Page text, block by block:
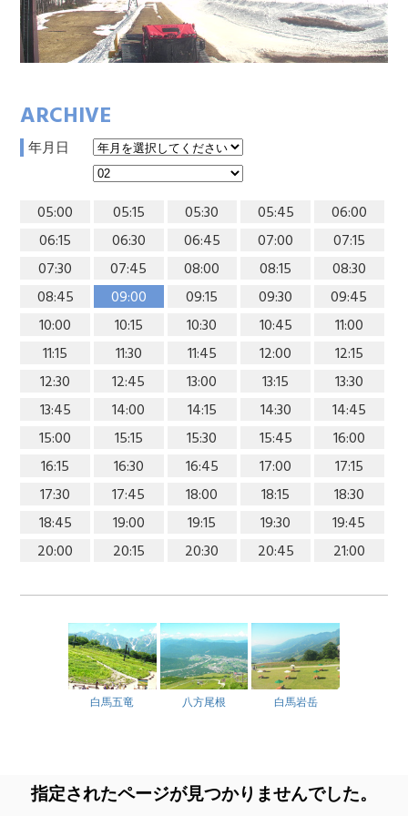
ARCHIVE
年月日
05:00 05:15 05:30 05:45
06:00
06:15
06:30 06:45 07:00
07:15
07:30
07:45 08:00 08:15
08:30
08:45
09:00 09:15 09:30
09:45
10:00
10:15 10:30 10:45
11:00
11:15
11:30 11:45 12:00
12:15
12:30
12:45 13:00 13:15
13:30
13:45
14:00 14:15 14:30
14:45
15:00
15:15 15:30 15:45
16:00
16:15
16:30 16:45 17:00
17:15
17:30
17:45 18:00 18:15
18:30
18:45
19:00 19:15 19:30
19:45
20:00
20:15 20:30 20:45 21:00
白馬五竜 八方尾根 白馬岩岳